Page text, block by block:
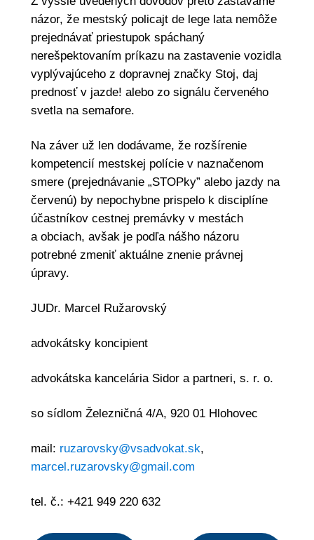
názor, že mestský policajt de lege lata nemôže
prejednávať priestupok spáchaný
nerešpektovaním príkazu na zastavenie vozidla
vyplývajúceho z dopravnej značky Stoj, daj
prednosť v jazde! alebo zo signálu červeného
svetla na semafore.
Na záver už len dodávame, že rozšírenie
kompetencií mestskej polície v naznačenom
smere (prejednávanie „STOPky” alebo jazdy na
červenú) by nepochybne prispelo k disciplíne
účastníkov cestnej premávky v mestách
a obciach, avšak je podľa nášho názoru
potrebné zmeniť aktuálne znenie právnej
úpravy.
JUDr. Marcel Ružarovský
advokátsky koncipient
advokátska kancelária Sidor a partneri, s. r. o.
so sídlom Železničná 4/A, 920 01 Hlohovec
mail: ruzarovsky@vsadvokat.sk,
marcel.ruzarovsky@gmail.com
tel. č.: +421 949 220 632